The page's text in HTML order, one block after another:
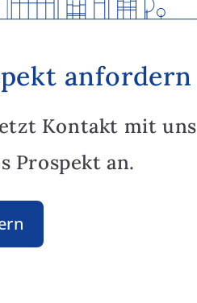
anfordern
Kontakt mit uns
Prospekt an.